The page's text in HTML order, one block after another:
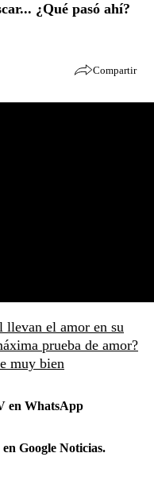
¿Qué pasó ahí?
Compartir
el amor en su
prueba de amor?
muy bien
en WhatsApp
Google Noticias.